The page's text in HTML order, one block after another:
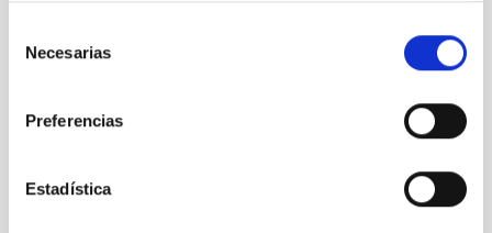
Necesarias
Preferencias
Estadística